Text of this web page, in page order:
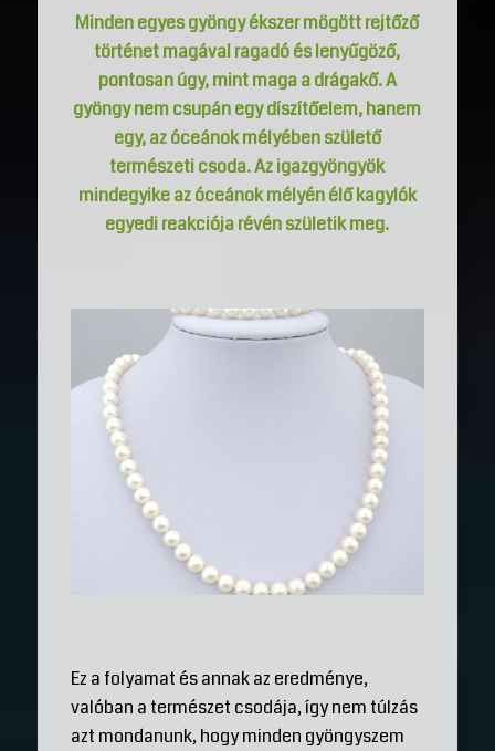
Minden egyes gyöngy ékszer mögött rejtőző
történet magával ragadó és lenyűgöző,
pontosan úgy, mint maga a drágakő. A
gyöngy nem csupán egy díszítőelem, hanem
egy, az óceánok mélyében születő
természeti csoda. Az igazgyöngyök
mindegyike az óceánok mélyén élő kagylók
egyedi reakciója révén születik meg.
Ez a folyamat és annak az eredménye,
valóban a természet csodája, így nem túlzás
azt mondanunk, hogy minden gyöngyszem